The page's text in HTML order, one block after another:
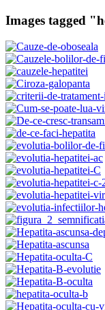
Images tagged